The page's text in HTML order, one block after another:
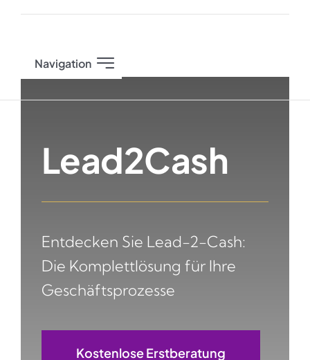
Navigation
Start
Services
Atlassian Plattform
Lead2Cash
Entdecken Sie Lead-2-Cash:
Die Komplettlösung für Ihre
Geschäftsprozesse
Kostenlose Erstberatung